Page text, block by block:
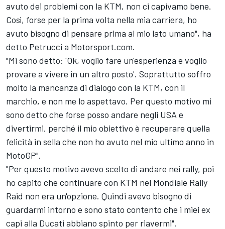
avuto dei problemi con la KTM, non ci capivamo bene.
Così, forse per la prima volta nella mia carriera, ho
avuto bisogno di pensare prima al mio lato umano", ha
detto Petrucci a Motorsport.com.
"Mi sono detto: 'Ok, voglio fare un'esperienza e voglio
provare a vivere in un altro posto'. Soprattutto soffro
molto la mancanza di dialogo con la KTM, con il
marchio, e non me lo aspettavo. Per questo motivo mi
sono detto che forse posso andare negli USA e
divertirmi, perché il mio obiettivo è recuperare quella
felicità in sella che non ho avuto nel mio ultimo anno in
MotoGP".
"Per questo motivo avevo scelto di andare nei rally, poi
ho capito che continuare con KTM nel Mondiale Rally
Raid non era un'opzione. Quindi avevo bisogno di
guardarmi intorno e sono stato contento che i miei ex
capi alla Ducati abbiano spinto per riavermi".